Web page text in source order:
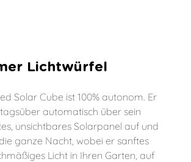
Lichtwürfel
Solar Cube ist 100% autonom. Er
automatisch über sein
unsichtbares Solarpanel auf und
ganze Nacht, wobei er sanftes
Licht in Ihren Garten, auf